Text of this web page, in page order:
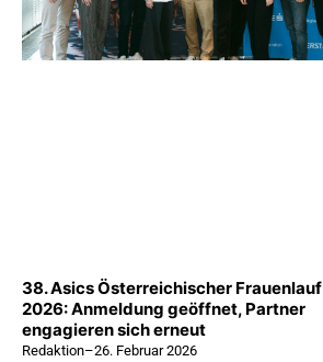
38. Asics Österreichischer Frauenlauf
2026: Anmeldung geöffnet, Partner
engagieren sich erneut
Redaktion–26. Februar 2026